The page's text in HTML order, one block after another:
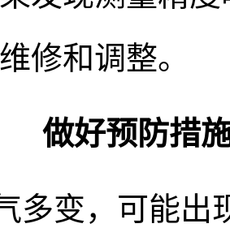
修和调整。
做好预防措
多变，可能出